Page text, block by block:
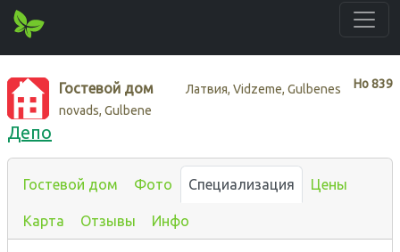
Нo839
Гостевой дом
Латвия, Vidzeme, Gulbenes
novads, Gulbene
Депо
Гостевой дом Фото Специализация Цены
Карта Отзывы Инфо